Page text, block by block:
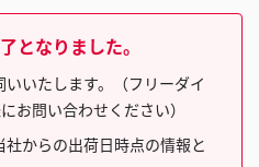
となりました。
いたします。（フリーダイ
お問い合わせください）
からの出荷日時点の情報と